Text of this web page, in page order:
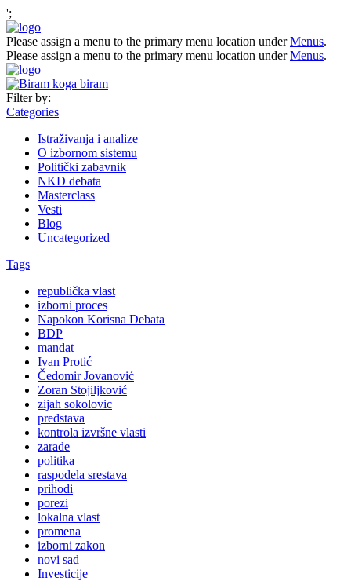
';
Please assign a menu to the primary menu location underMenus.
Please assign a menu to the primary menu location underMenus.
Filter by:
Categories
Istraživanja i analize
O izbornom sistemu
Politički zabavnik
NKD debata
Masterclass
Vesti
Blog
Uncategorized
Tags
republička vlast
izborni proces
Napokon Korisna Debata
BDP
mandat
Ivan Protić
Čedomir Jovanović
Zoran Stojiljković
zijah sokolovic
predstava
kontrola izvršne vlasti
zarade
politika
raspodela srestava
prihodi
porezi
lokalna vlast
promena
izborni zakon
novi sad
Investicije